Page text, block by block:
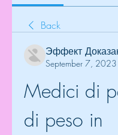
Back
Эффект
September 7, 2023
Medici di
di peso in